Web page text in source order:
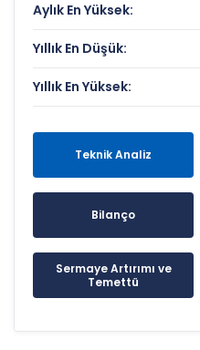
Aylık En Yüksek:
Yıllık En Düşük:
Yıllık En Yüksek:
Teknik Analiz
Bilanço
Sermaye Artırımı ve
Temettü